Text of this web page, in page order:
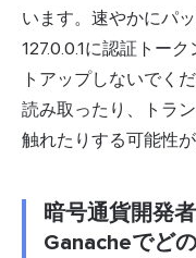
います。速やかにパ
127.0.0.1に認証トー
トアップしないでく
読み取ったり、トラ
触れたりする可能性
暗号通貨開発
Ganacheでど